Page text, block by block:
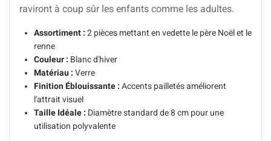
raviront à coup sûr les enfants comme les adultes.
Assortiment : 2 pièces mettant en vedette le père Noël et le
renne
Couleur : Blanc d'hiver
Matériau : Verre
Finition Éblouissante : Accents pailletés améliorent
l'attrait visuel
Taille Idéale : Diamètre standard de 8 cm pour une
utilisation polyvalente